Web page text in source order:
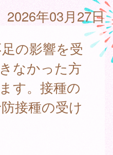
2026年03月27日
の影響を受
なかった方
す。接種の
接種の受け